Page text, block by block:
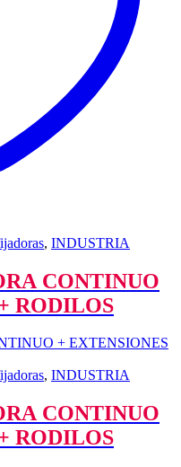
, INDUSTRIA
CONTINUO
RODILOS
, INDUSTRIA
CONTINUO
RODILOS